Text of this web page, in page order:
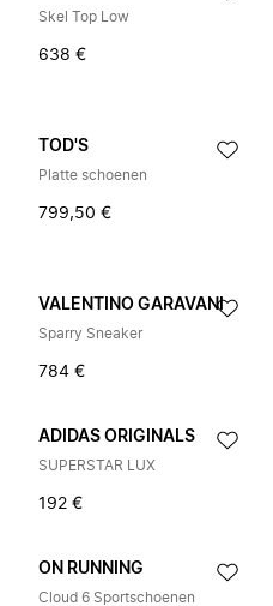
Skel Top Low
638 €
TOD'S
Platte schoenen
799,50 €
VALENTINO GARAVANI
Sparry Sneaker
784 €
ADIDAS ORIGINALS
SUPERSTAR LUX
192 €
ON RUNNING
Cloud 6 Sportschoenen